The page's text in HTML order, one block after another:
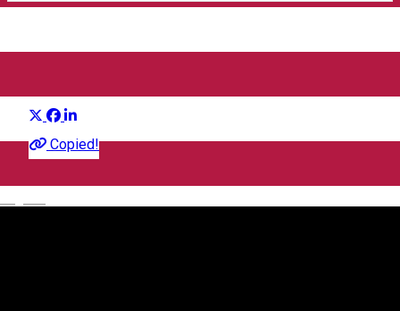
Copied!
În jurul Sibiului